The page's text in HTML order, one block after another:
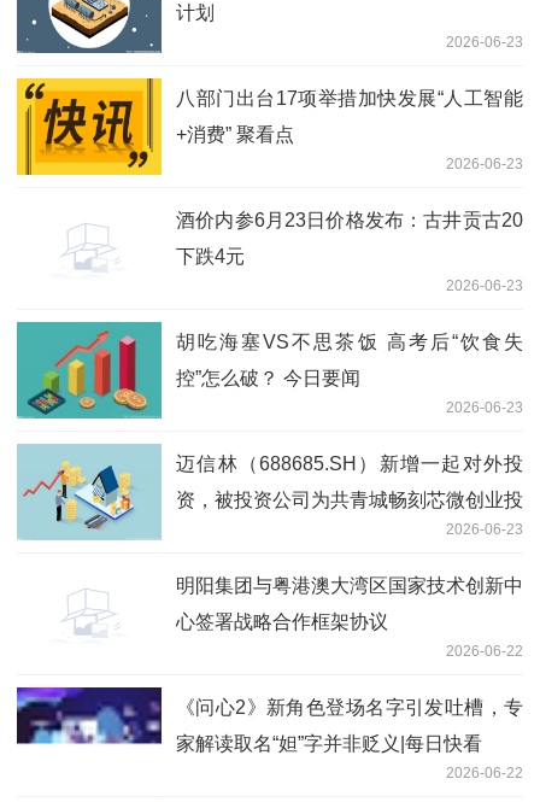
计划
2026-06-23
八部门出台17项举措加快发展“人工智能
+消费” 聚看点
2026-06-23
酒价内参6月23日价格发布：古井贡古20
下跌4元
2026-06-23
胡吃海塞VS不思茶饭 高考后“饮食失
控”怎么破？ 今日要闻
2026-06-23
迈信林（688685.SH）新增一起对外投
资，被投资公司为共青城畅刻芯微创业投
2026-06-23
明阳集团与粤港澳大湾区国家技术创新中
心签署战略合作框架协议
2026-06-22
《问心2》新角色登场名字引发吐槽，专
家解读取名“妲”字并非贬义|每日快看
2026-06-22